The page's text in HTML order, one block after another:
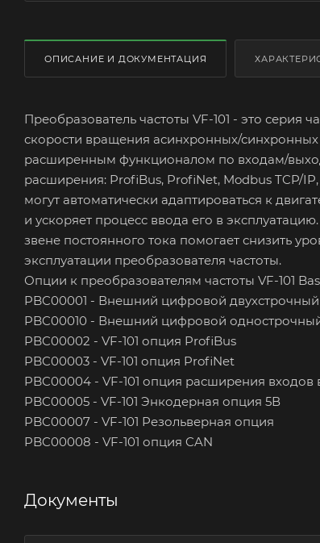
ОПИСАНИЕ И ДОКУМЕНТАЦИЯ
Преобразователь частоты VF-101 - это серия
скорости вращения асинхронных/синхронных
расширенным функционалом по входам/
расширения: ProfiBus, ProfiNet, Modbus TCP/
могут автоматически адаптироваться к
и ускоряет процесс ввода его в
звене постоянного тока помогает снизить
эксплуатации преобразователя частоты.
Опции к преобразователям частоты VF-101
PBC00001 - Внешний цифровой двухстрочный
PBC00010 - Внешний цифровой
PBC00002 - VF-101 опция ProfiBus
PBC00003 - VF-101 опция ProfiNet
PBC00004 - VF-101 опция расширения входов
PBC00005 - VF-101 Энкодерная опция 5В
PBC00007 - VF-101 Резольверная опция
PBC00008 - VF-101 опция CAN
Документы